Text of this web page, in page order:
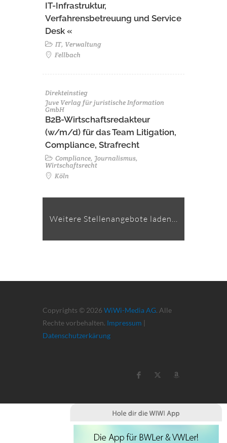
IT-Infrastruktur,
Verfahrensbetreuung und Service
Desk «
IT, Verwaltung
Fellbach
Direkteinstieg
Juve Verlag für juristische Information
GmbH
B2B-Wirtschaftsredakteur
(w/m/d) für das Team Litigation,
Compliance, Strafrecht
Compliance, Journalismus,
Wirtschaftsrecht
Köln
Weitere Stellenangebote laden...
Copyrights © 2026 WiWi-Media AG. Alle
Rechte vorbehalten. Impressum |
Datenschutzerkärung